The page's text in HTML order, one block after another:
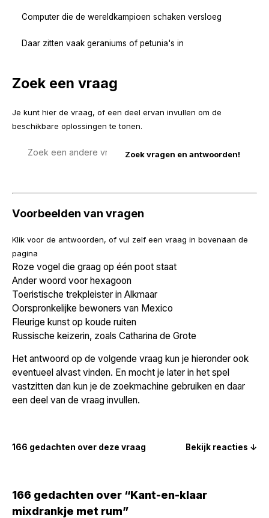
Computer die de wereldkampioen schaken versloeg
Daar zitten vaak geraniums of petunia's in
Zoek een vraag
Je kunt hier de vraag, of een deel ervan invullen om de
beschikbare oplossingen te tonen.
Voorbeelden van vragen
Klik voor de antwoorden, of vul zelf een vraag in bovenaan de
pagina
Roze vogel die graag op één poot staat
Ander woord voor hexagoon
Toeristische trekpleister in Alkmaar
Oorspronkelijke bewoners van Mexico
Fleurige kunst op koude ruiten
Russische keizerin, zoals Catharina de Grote
Het antwoord op de volgende vraag kun je hieronder ook
eventueel alvast vinden. En mocht je later in het spel
vastzitten dan kun je de zoekmachine gebruiken en daar
een deel van de vraag invullen.
166 gedachten over deze vraag Bekijk reacties ↓
166 gedachten over “Kant-en-klaar
mixdrankje met rum”